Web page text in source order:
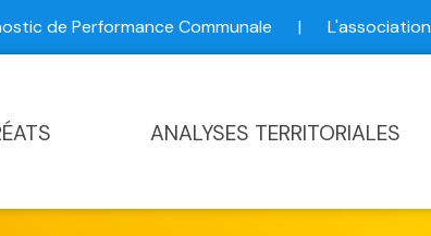
de Performance Communale | L'association
ANALYSES TERRITORIALES